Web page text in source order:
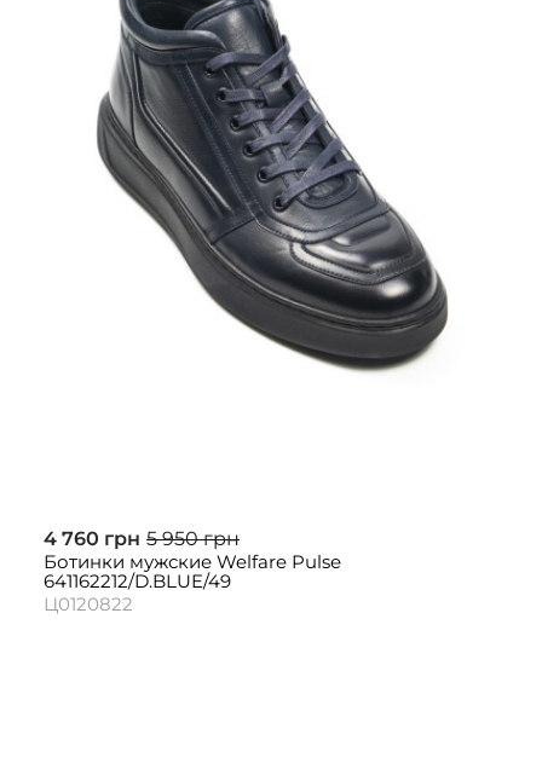
4 760 грн 5 950 грн
Ботинки мужские Welfare Pulse
641162212/D.BLUE/49
Ц0120822